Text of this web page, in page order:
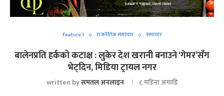
Feature 1 राजनैतिक समाचार समाचार
बालेनप्रति हर्कको कटाक्ष : लुकेर देश खरानी बनाउने ‘गेमर’सँग
भेट्दिन, मिडिया ट्रायल नगर
written byसमतल अनलाइन ८ महिना अगाडि